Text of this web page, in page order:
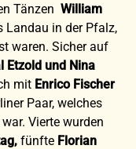
TänzenWilliam
Landau in der Pfalz,
waren. Sicher auf
Etzold und Nina
mit Enrico Fischer
Paar, welches
Vierte wurden
fünfte Florian